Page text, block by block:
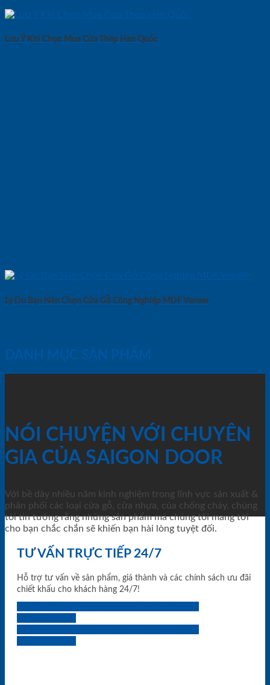
Lưu Ý Khi Chọn Mua Cửa Thép Hàn Quốc
Lý Do Bạn Nên Chọn Cửa Gỗ Công Nghiệp MDF Veneer
DANH MỤC SẢN PHẨM
NÓI CHUYỆN VỚI CHUYÊN
GIA CỦA SAIGON DOOR
Với bề dày nhiều năm kinh nghiệm trong lĩnh vực sản xuất &
phân phối các loại cửa gỗ, cửa nhựa, của chống cháy, chúng
tôi tin tưởng rằng những sản phẩm mà chúng tôi mang tới
cho bạn chắc chắn sẽ khiến bạn hài lòng tuyệt đối.
TƯ VẤN TRỰC TIẾP 24/7
Hỗ trợ tư vấn về sản phẩm, giá thành và các chính sách ưu đãi
chiết khấu cho khách hàng 24/7!